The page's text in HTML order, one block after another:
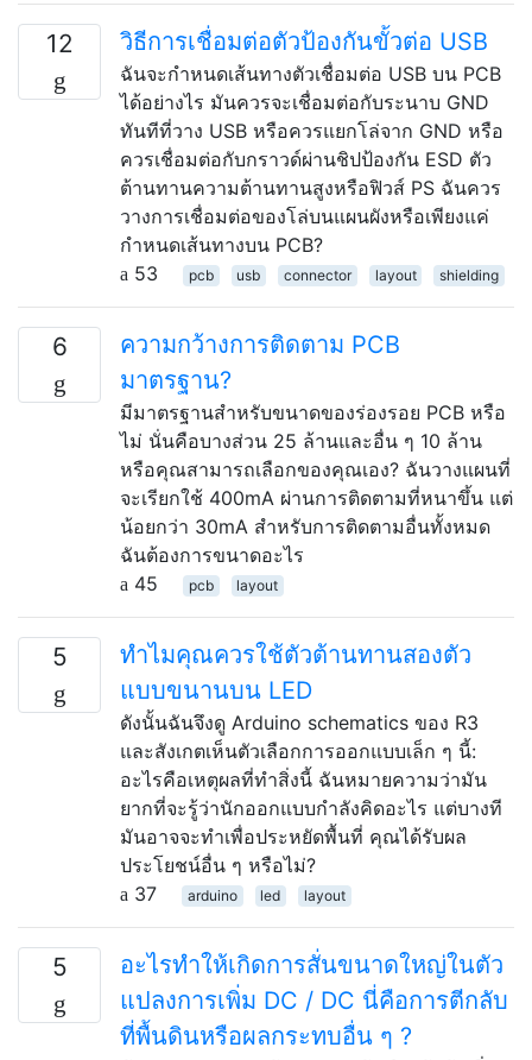
12 วิธีการเชื่อมต่อตัวป้องกันขั้วต่อ USB
ฉันจะกำหนดเส้นทางตัวเชื่อมต่อ USB บน PCB
ได้อย่างไร มันควรจะเชื่อมต่อกับระนาบ GND
ทันทีที่วาง USB หรือควรแยกโล่จาก GND หรือ
ควรเชื่อมต่อกับกราวด์ผ่านชิปป้องกัน ESD ตัว
ต้านทานความต้านทานสูงหรือฟิวส์ PS ฉันควร
วางการเชื่อมต่อของโล่บนแผนผังหรือเพียงแค่
กำหนดเส้นทางบน PCB?
53
pcb usb connector layout shielding
6
ความกว้างการติดตาม PCB
มาตรฐาน?
มีมาตรฐานสำหรับขนาดของร่องรอย PCB หรือ
ไม่ นั่นคือบางส่วน 25 ล้านและอื่น ๆ 10 ล้าน
หรือคุณสามารถเลือกของคุณเอง? ฉันวางแผนที่
จะเรียกใช้ 400mA ผ่านการติดตามที่หนาขึ้น แต่
น้อยกว่า 30mA สำหรับการติดตามอื่นทั้งหมด
ฉันต้องการขนาดอะไร
45
pcb layout
5
ทำไมคุณควรใช้ตัวต้านทานสองตัว
แบบขนานบน LED
ดังนั้นฉันจึงดู Arduino schematics ของ R3
และสังเกตเห็นตัวเลือกการออกแบบเล็ก ๆ นี้:
อะไรคือเหตุผลที่ทำสิ่งนี้ ฉันหมายความว่ามัน
ยากที่จะรู้ว่านักออกแบบกำลังคิดอะไร แต่บางที
มันอาจจะทำเพื่อประหยัดพื้นที่ คุณได้รับผล
ประโยชน์อื่น ๆ หรือไม่?
37
arduino led layout
5
อะไรทำให้เกิดการสั่นขนาดใหญ่ในตัว
แปลงการเพิ่ม DC / DC นี่คือการตีกลับ
ที่พื้นดินหรือผลกระทบอื่น ๆ ?